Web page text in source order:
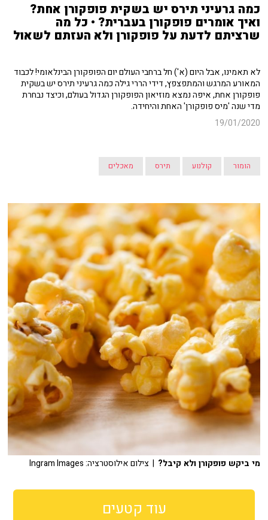
כמה גרעיני תירס יש בשקית פופקורן אחת?
ואיך אומרים פופקורן בעברית? • כל מה
שרציתם לדעת על פופקורן ולא העזתם לשאול
לא תאמינו, אבל היום (א') חל ברחבי העולם יום הפופקורן הבינלאומי! לכבוד
המאורע המרגש והמתפצפץ, דידי הררי גילה כמה גרעיני תירס יש בשקית
פופקורן אחת, איפה נמצא מוזיאון הפופקורן הגדול בעולם, וכיצד נבחרת
מדי שנה 'מיס פופקורן' האחת והיחידה.
19/01/2020
הומור קולנוע תירס מאכלים
מי ביקש פופקורן ולא קיבל? | צילום אילוסטרציה: Ingram Images
עוד קטעים